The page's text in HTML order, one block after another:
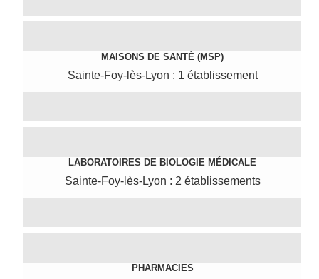
MAISONS DE SANTÉ (MSP)
Sainte-Foy-lès-Lyon : 1 établissement
LABORATOIRES DE BIOLOGIE MÉDICALE
Sainte-Foy-lès-Lyon : 2 établissements
PHARMACIES